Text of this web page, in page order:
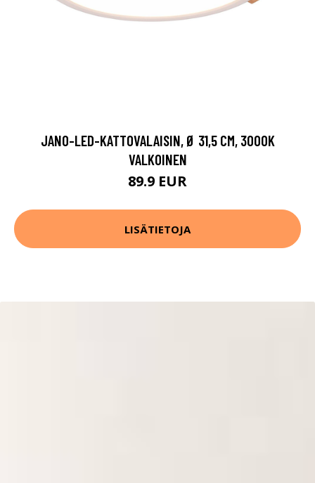
JANO-LED-KATTOVALAISIN, Ø 31,5 CM, 3000K
VALKOINEN
89.9 EUR
LISÄTIETOJA